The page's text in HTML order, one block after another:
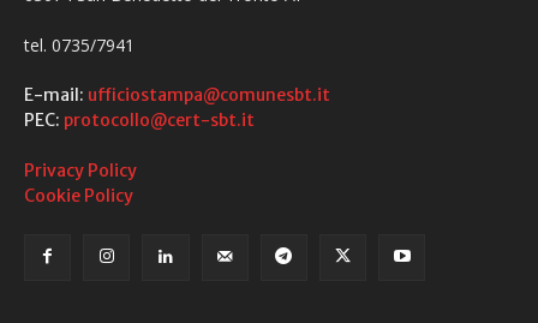
tel. 0735/7941
E-mail: ufficiostampa@comunesbt.it
PEC: protocollo@cert-sbt.it
Privacy Policy
Cookie Policy